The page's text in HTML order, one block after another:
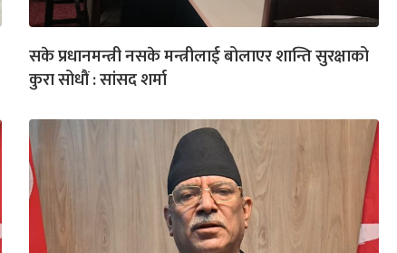
सके प्रधानमन्त्री नसके मन्त्रीलाई बोलाएर शान्ति सुरक्षाको
कुरा सोधौं : सांसद शर्मा